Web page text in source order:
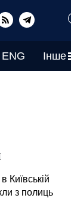
ENG Інше
Київській
з полиць